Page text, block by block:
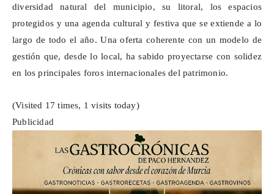
diversidad natural del municipio, su litoral, los espacios
protegidos y una agenda cultural y festiva que se extiende a lo
largo de todo el año. Una oferta coherente con un modelo de
gestión que, desde lo local, ha sabido proyectarse con solidez
en los principales foros internacionales del patrimonio.
(Visited 17 times, 1 visits today)
Publicidad